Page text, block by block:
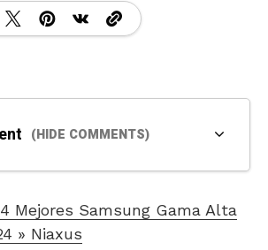
(HIDE COMMENTS)
Mejores Samsung Gama Alta
» Niaxus